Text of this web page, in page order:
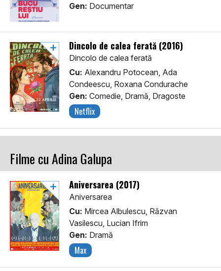
Gen: Documentar
Dincolo de calea ferată (2016)
Dincolo de calea ferată
Cu: Alexandru Potocean, Ada
Condeescu, Roxana Condurache
Gen: Comedie, Dramă, Dragoste
Netflix
Filme cu Adina Galupa
Aniversarea (2017)
Aniversarea
Cu: Mircea Albulescu, Răzvan
Vasilescu, Lucian Ifrim
Gen: Dramă
Max